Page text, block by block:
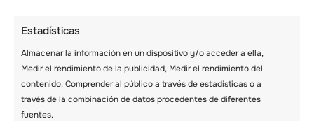
Estadísticas
Almacenar la información en un dispositivo y/o acceder a ella,
Medir el rendimiento de la publicidad, Medir el rendimiento del
contenido, Comprender al público a través de estadísticas o a
través de la combinación de datos procedentes de diferentes
fuentes.
tienes algunos consejos que te ayudarán a
elegir tu chaqueta de esquí con el mínimo
esfuerzo.
– Revestimiento impermeable